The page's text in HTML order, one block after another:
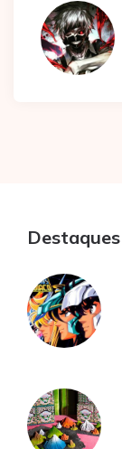
Destaques